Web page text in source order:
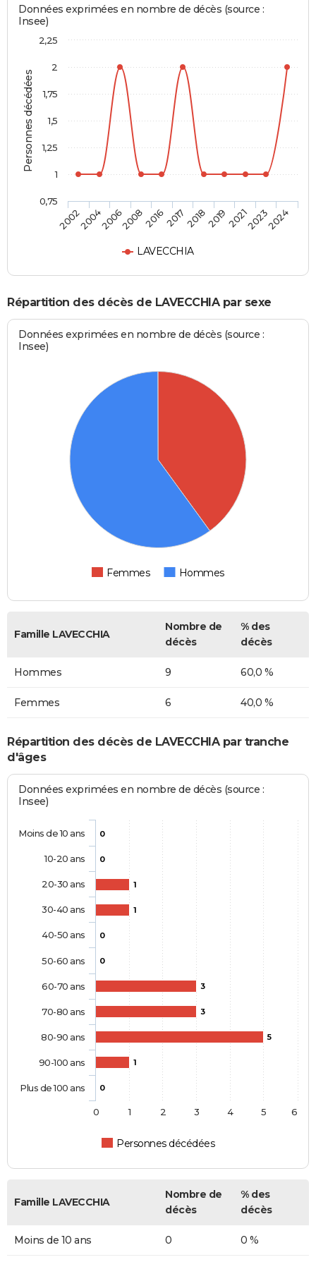
Personnes décédées
Données exprimées en nombre de décès (source :
Insee)
LAVECCHIA
20022004200620082016201720182019202120232024
0,75
1
1,25
1,5
1,75
2
2,25
Répartition des décès de LAVECCHIA par sexe
Données exprimées en nombre de décès (source :
Insee)
Femmes Hommes
Famille LAVECCHIA
Nombre de
décès
% des
décès
Hommes 9 60,0 %
Femmes 6 40,0 %
Répartition des décès de LAVECCHIA par tranche
d'âges
Données exprimées en nombre de décès (source :
Insee)
0
0
1
1
0
0
3
3
5
1
0
Personnes décédées
Moins de 10 ans
10-20 ans
20-30 ans
30-40 ans
40-50 ans
50-60 ans
60-70 ans
70-80 ans
80-90 ans
90-100 ans
Plus de 100 ans
0 1 2 3 4 5 6
Famille LAVECCHIA
Nombre de
décès
% des
décès
Moins de 10 ans 0 0 %